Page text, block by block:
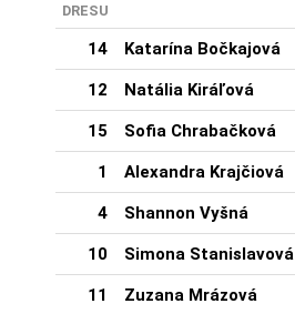
DRESU
14 Katarína Bočkajová
12 Natália Kiráľová
15 Sofia Chrabačková
1 Alexandra Krajčiová
4 Shannon Vyšná
10 Simona Stanislavová
11 Zuzana Mrázová